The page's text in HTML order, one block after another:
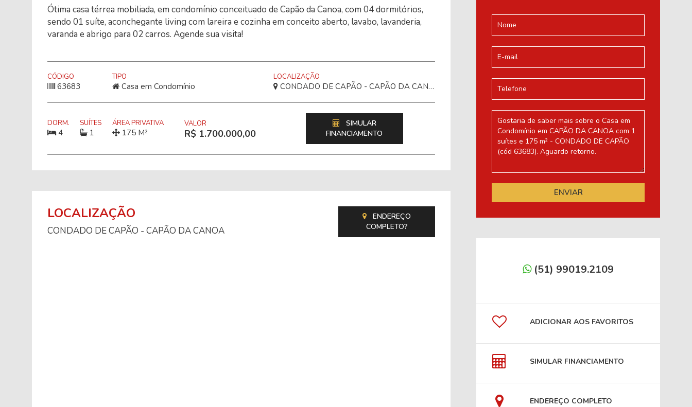
Ótima casa térrea mobiliada, em condomínio conceituado de Capão da Canoa, com 04 dormitórios,
sendo 01 suíte, aconchegante living com lareira e cozinha em conceito aberto, lavabo, lavanderia,
varanda e abrigo para 02 carros. Agende sua visita!
CÓDIGO
63683
TIPO
Casa em Condomínio
LOCALIZAÇÃO
CONDADO DE CAPÃO - CAPÃO DA CANOA
DORM.
4
SUÍTES
1
ÁREA PRIVATIVA
175 M²
VALOR
R$ 1.700.000,00
SIMULAR
FINANCIAMENTO
LOCALIZAÇÃO
CONDADO DE CAPÃO - CAPÃO DA CANOA
ENDEREÇO
COMPLETO?
(51) 99019.2109
ADICIONAR AOS FAVORITOS
SIMULAR FINANCIAMENTO
ENDEREÇO COMPLETO